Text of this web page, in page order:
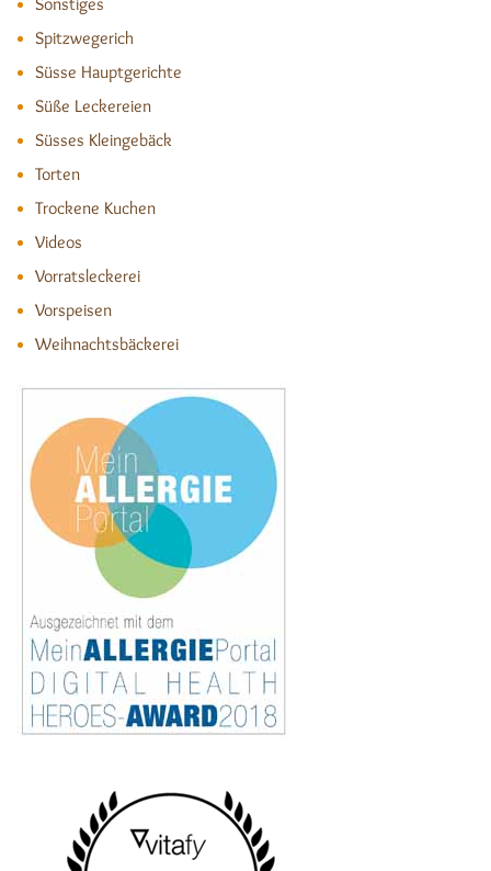
Spitzwegerich
Süsse Hauptgerichte
Süße Leckereien
Süsses Kleingebäck
Torten
Trockene Kuchen
Videos
Vorratsleckerei
Vorspeisen
Weihnachtsbäckerei